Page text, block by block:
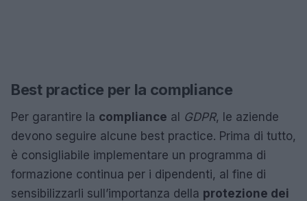
Best practice per la compliance
Per garantire la compliance al GDPR, le aziende
devono seguire alcune best practice. Prima di tutto,
è consigliabile implementare un programma di
formazione continua per i dipendenti, al fine di
sensibilizzarli sull’importanza della protezione dei